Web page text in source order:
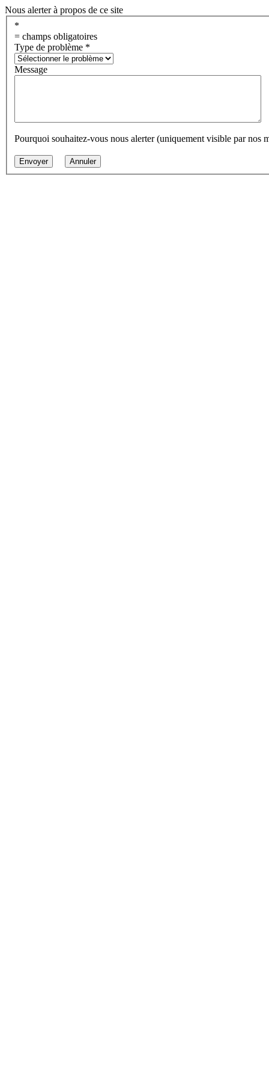
Nous alerter à propos de ce site
*
= champs obligatoires
Type de problème *
Message
Pourquoi souhaitez-vous nous alerter (uniquement visible par nos